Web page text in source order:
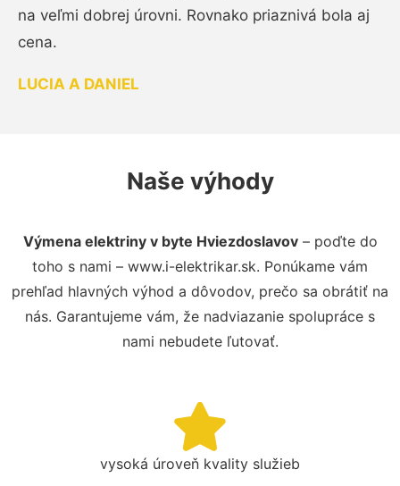
na veľmi dobrej úrovni. Rovnako priaznivá bola aj
cena.
LUCIA A DANIEL
Naše výhody
Výmena elektriny v byte Hviezdoslavov– poďte do
toho s nami – www.i-elektrikar.sk. Ponúkame vám
prehľad hlavných výhod a dôvodov, prečo sa obrátiť na
nás. Garantujeme vám, že nadviazanie spolupráce s
nami nebudete ľutovať.
vysoká úroveň kvality služieb